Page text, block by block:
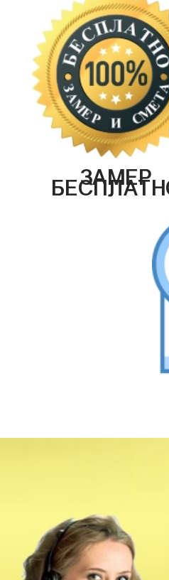
ЗАМЕР